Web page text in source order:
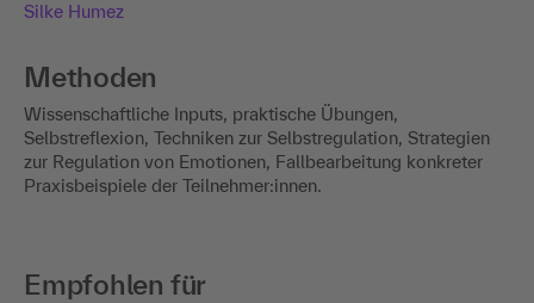
Silke Humez
Methoden
Wissenschaftliche Inputs, praktische Übungen,
Selbstreflexion, Techniken zur Selbstregulation, Strategien
zur Regulation von Emotionen, Fallbearbeitung konkreter
Praxisbeispiele der Teilnehmer:innen.
Empfohlen für